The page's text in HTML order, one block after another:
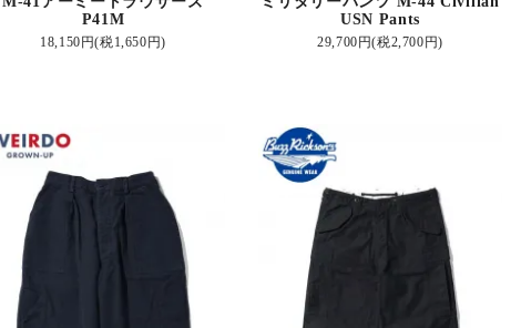
P41M
18,150円(税1,650円)
USN Pants
29,700円(税2,700円)